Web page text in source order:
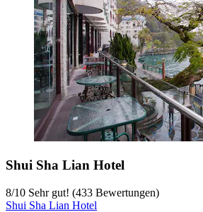
Shui Sha Lian Hotel
8/10 Sehr gut! (433 Bewertungen)
Shui Sha Lian Hotel